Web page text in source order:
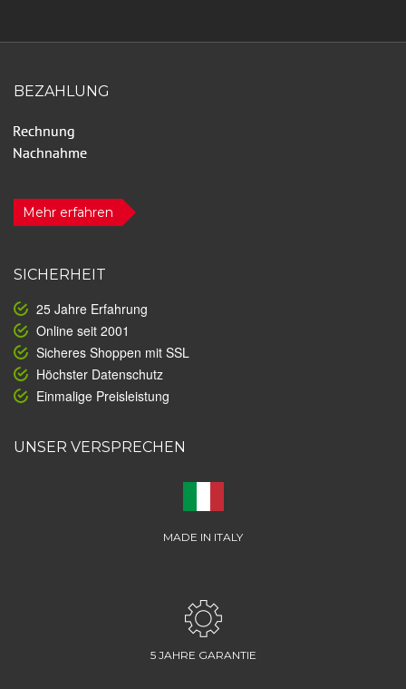
BEZAHLUNG
Mehr erfahren
SICHERHEIT
25 Jahre Erfahrung
Online seit 2001
Sicheres Shoppen mit SSL
Höchster Datenschutz
Einmalige Preisleistung
UNSER VERSPRECHEN
MADE IN ITALY
5 JAHRE GARANTIE